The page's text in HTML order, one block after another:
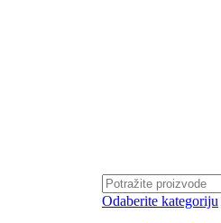
Odaberite kategoriju